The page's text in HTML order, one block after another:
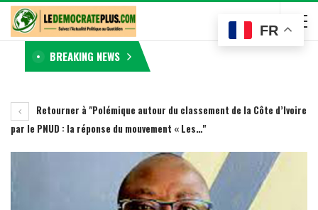
BREAKING NEWS
Retourner à "Polémique autour du classement de la Côte d’Ivoire
par le PNUD : la réponse du mouvement « Les…"
FR